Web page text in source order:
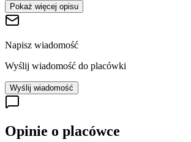
Pokaż więcej opisu
Napisz wiadomość
Wyślij wiadomość do placówki
Wyślij wiadomość
Opinie o placówce